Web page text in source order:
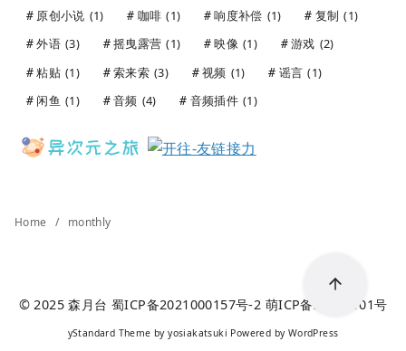
原创小说 (1) 咖啡 (1) 响度补偿 (1) 复制 (1)
外语 (3) 摇曳露营 (1) 映像 (1) 游戏 (2)
粘贴 (1) 索来索 (3) 视频 (1) 谣言 (1)
闲鱼 (1) 音频 (4) 音频插件 (1)
Home monthly
© 2025森月台 蜀ICP备2021000157号-2 萌ICP备20241101号
yStandard Theme byyosiakatsuki Powered by WordPress